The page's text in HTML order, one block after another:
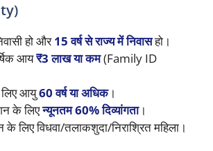
हो और15 वर्ष से राज्य में निवासहो।
आय₹3 लाख या कम(Family ID
आयु60 वर्ष या अधिक।
के लिएन्यूनतम 60% दिव्यांगता।
लिए विधवा/तलाकशुदा/निराश्रित महिला।